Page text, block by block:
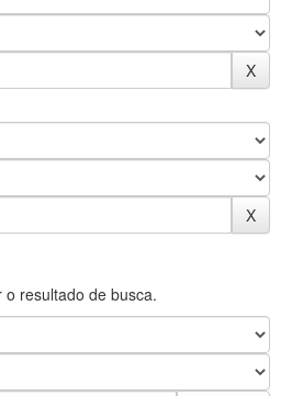
resultado de busca.